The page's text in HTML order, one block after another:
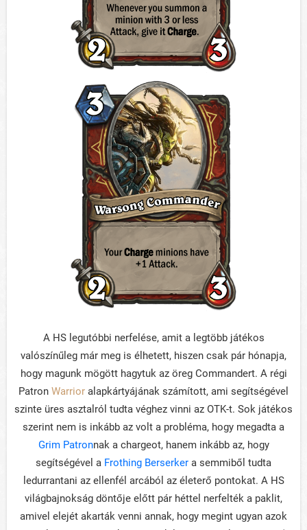
A HS legutóbbi nerfelése, amit a legtöbb játékos
valószínűleg már meg is élhetett, hiszen csak pár hónapja,
hogy magunk mögött hagytuk az öreg Commandert. A régi
Patron Warrior alapkártyájának számított, ami segítségével
szinte üres asztalról tudta véghez vinni az OTK-t. Sok játékos
szerint nem is inkább az volt a probléma, hogy megadta a
Grim Patronnak a chargeot, hanem inkább az, hogy
segítségével a Frothing Berserker a semmiből tudta
ledurrantani az ellenfél arcából az életerő pontokat. A HS
világbajnokság döntője előtt pár héttel nerfelték a paklit,
amivel elejét akarták venni annak, hogy megint ugyan azok